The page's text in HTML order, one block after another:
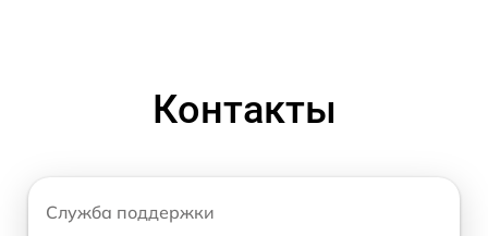
Контакты
Служба поддержки